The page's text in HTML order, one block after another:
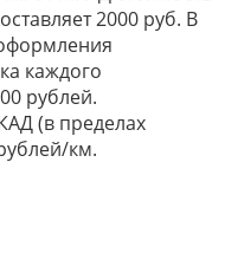
2000 руб. В
каждого
рублей.
(в пределах
км.